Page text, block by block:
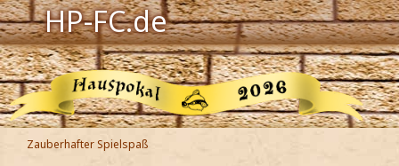
HP-FC.de
Navigation
Harry Potter
Der HP-FC
Zauberhafter Spielspaß